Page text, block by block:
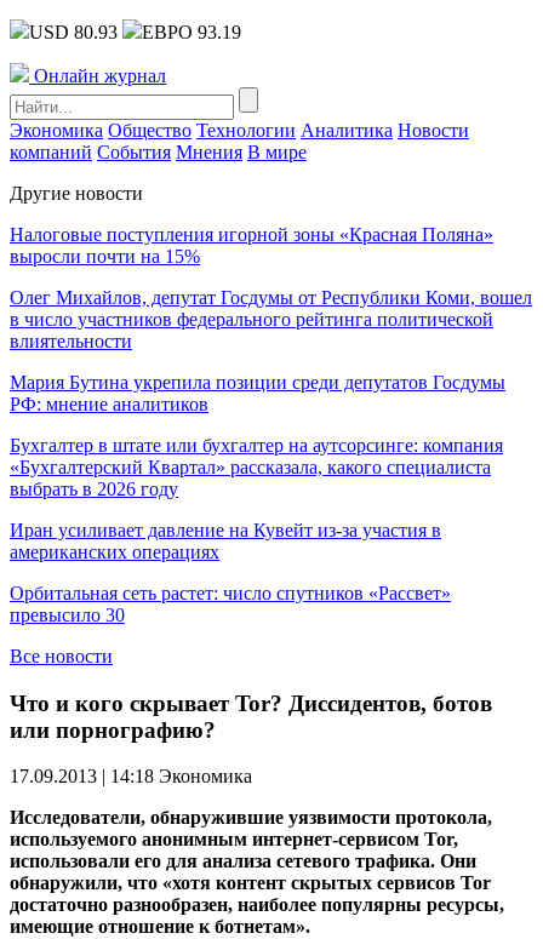
USD 80.93 ЕВРО 93.19
Онлайн журнал
Экономика Общество Технологии Аналитика Новости
компаний События Мнения В мире
Другие новости
Налоговые поступления игорной зоны «Красная Поляна»
выросли почти на 15%
Олег Михайлов, депутат Госдумы от Республики Коми, вошел
в число участников федерального рейтинга политической
влиятельности
Мария Бутина укрепила позиции среди депутатов Госдумы
РФ: мнение аналитиков
Бухгалтер в штате или бухгалтер на аутсорсинге: компания
«Бухгалтерский Квартал» рассказала, какого специалиста
выбрать в 2026 году
Иран усиливает давление на Кувейт из-за участия в
американских операциях
Орбитальная сеть растет: число спутников «Рассвет»
превысило 30
Все новости
Что и кого скрывает Tor? Диссидентов, ботов
или порнографию?
17.09.2013 | 14:18 Экономика
Исследователи, обнаружившие уязвимости протокола,
используемого анонимным интернет-сервисом Tor,
использовали его для анализа сетевого трафика. Они
обнаружили, что «хотя контент скрытых сервисов Tor
достаточно разнообразен, наиболее популярны ресурсы,
имеющие отношение к ботнетам».